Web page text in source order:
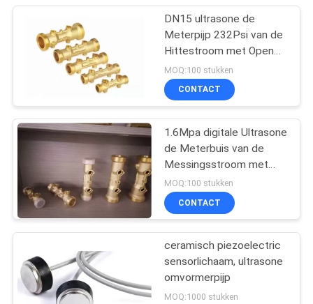
DN15 ultrasone de
Meterpijp 232Psi van de
Hittestroom met Open
Dichte Klep
MOQ:100 stukken
CONTACT
1.6Mpa digitale Ultrasone
de Meterbuis van de
Messingsstroom met
CNC Draaibanken
MOQ:100 stukken
CONTACT
ceramisch piezoelectric
sensorlichaam, ultrasone
omvormerpijp
MOQ:1000 stukken